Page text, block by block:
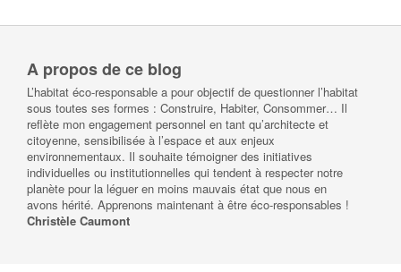
A propos de ce blog
L’habitat éco-responsable a pour objectif de questionner l’habitat
sous toutes ses formes : Construire, Habiter, Consommer… Il
reflète mon engagement personnel en tant qu’architecte et
citoyenne, sensibilisée à l’espace et aux enjeux
environnementaux. Il souhaite témoigner des initiatives
individuelles ou institutionnelles qui tendent à respecter notre
planète pour la léguer en moins mauvais état que nous en
avons hérité. Apprenons maintenant à être éco-responsables !
Christèle Caumont